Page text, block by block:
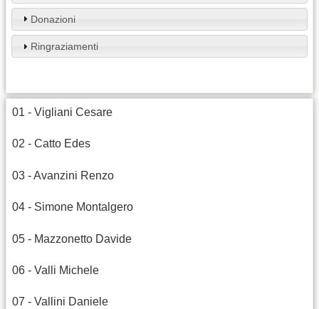
Donazioni
Ringraziamenti
01 - Vigliani Cesare
02 - Catto Edes
03 - Avanzini Renzo
04 - Simone Montalgero
05 - Mazzonetto Davide
06 - Valli Michele
07 - Vallini Daniele